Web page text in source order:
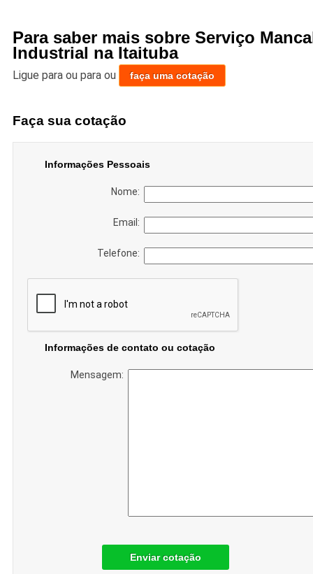
Para saber mais sobre Serviço
Industrial na Itaituba
Ligue para ou para ou faça uma cotação
Faça sua cotação
Informações Pessoais
Nome:
Email:
Telefone:
Informações de contato ou cotação
Mensagem:
Enviar cotação